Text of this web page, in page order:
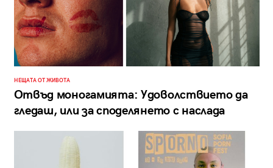
НЕЩАТА ОТ ЖИВОТА
Отвъд моногамията: Удоволствието да
гледаш, или за споделянето с наслада